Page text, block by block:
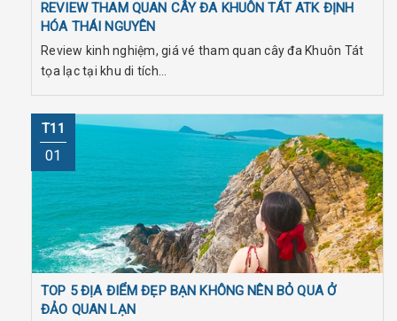
REVIEW THAM QUAN CÂY ĐA KHUÔN TÁT ATK ĐỊNH
HÓA THÁI NGUYÊN
Review kinh nghiệm, giá vé tham quan cây đa Khuôn Tát
tọa lạc tại khu di tích...
T11
01
TOP 5 ĐỊA ĐIỂM ĐẸP BẠN KHÔNG NÊN BỎ QUA Ở
ĐẢO QUAN LẠN